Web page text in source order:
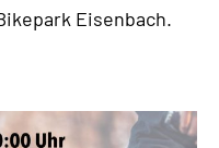
Eisenbach.